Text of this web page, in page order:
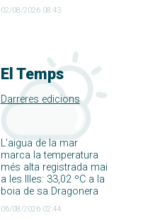
02/08/2026 08:43
El Temps
Darreres edicions
L’aigua de la mar
marca la temperatura
més alta registrada mai
a les Illes: 33,02 ºC a la
boia de sa Dragonera
06/08/2026 02:44